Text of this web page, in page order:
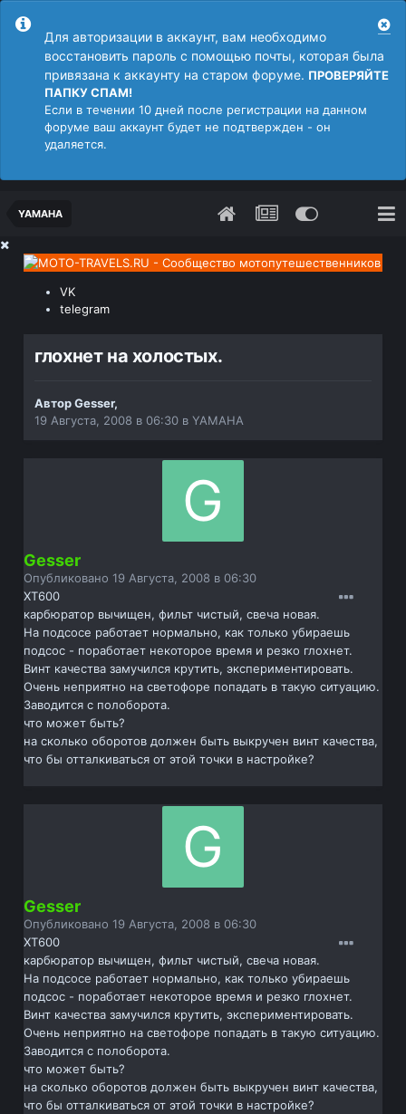
Для авторизации в аккаунт, вам необходимо
восстановить пароль с помощью почты, которая была
привязана к аккаунту на старом форуме. ПРОВЕРЯЙТЕ
ПАПКУ СПАМ!
Если в течении 10 дней после регистрации на данном
форуме ваш аккаунт будет не подтвержден - он
удаляется.
YAMAHA
VK
telegram
глохнет на холостых.
АвторGesser,
19 Августа, 2008 в 06:30 вYAMAHA
Gesser
Опубликовано19 Августа, 2008 в 06:30
ХТ600
карбюратор вычищен, фильт чистый, свеча новая.
На подсосе работает нормально, как только убираешь
подсос - поработает некоторое время и резко глохнет.
Винт качества замучился крутить, экспериментировать.
Очень неприятно на светофоре попадать в такую ситуацию.
Заводится с полоборота.
что может быть?
на сколько оборотов должен быть выкручен винт качества,
что бы отталкиваться от этой точки в настройке?
Gesser
Опубликовано19 Августа, 2008 в 06:30
ХТ600
карбюратор вычищен, фильт чистый, свеча новая.
На подсосе работает нормально, как только убираешь
подсос - поработает некоторое время и резко глохнет.
Винт качества замучился крутить, экспериментировать.
Очень неприятно на светофоре попадать в такую ситуацию.
Заводится с полоборота.
что может быть?
на сколько оборотов должен быть выкручен винт качества,
что бы отталкиваться от этой точки в настройке?